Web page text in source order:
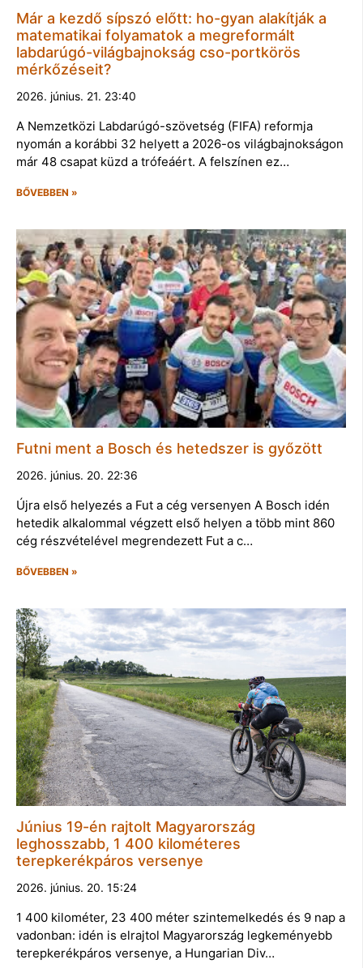
Már a kezdő sípszó előtt: ho-gyan alakítják a
matematikai folyamatok a megreformált
labdarúgó-világbajnokság cso-portkörös
mérkőzéseit?
2026. június. 21. 23:40
A Nemzetközi Labdarúgó-szövetség (FIFA) reformja
nyomán a korábbi 32 helyett a 2026-os világbajnokságon
már 48 csapat küzd a trófeáért. A felszínen ez…
BŐVEBBEN »
Futni ment a Bosch és hetedszer is győzött
2026. június. 20. 22:36
Újra első helyezés a Fut a cég versenyen A Bosch idén
hetedik alkalommal végzett első helyen a több mint 860
cég részvételével megrendezett Fut a c…
BŐVEBBEN »
Június 19-én rajtolt Magyarország
leghosszabb, 1 400 kilométeres
terepkerékpáros versenye
2026. június. 20. 15:24
1 400 kilométer, 23 400 méter szintemelkedés és 9 nap a
vadonban: idén is elrajtol Magyarország legkeményebb
terepkerékpáros versenye, a Hungarian Div…